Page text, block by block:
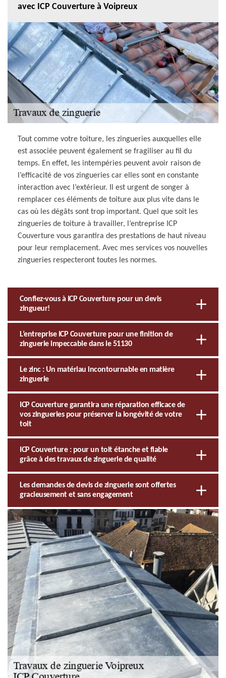
avec ICP Couverture à Voipreux
Tout comme votre toiture, les zingueries auxquelles elle
est associée peuvent également se fragiliser au fil du
temps. En effet, les intempéries peuvent avoir raison de
l’efficacité de vos zingueries car elles sont en constante
interaction avec l’extérieur. Il est urgent de songer à
remplacer ces éléments de toiture aux plus vite dans le
cas où les dégâts sont trop important. Quel que soit les
zingueries de toiture à travailler, l’entreprise ICP
Couverture vous garantira des prestations de haut niveau
pour leur remplacement. Avec mes services vos nouvelles
zingueries respecteront toutes les normes.
Confiez-vous à ICP Couverture pour un devis
zingueur!
L’entreprise ICP Couverture pour une finition de
zinguerie impeccable dans le 51130
Le zinc : Un matériau incontournable en matière
zinguerie
ICP Couverture garantira une réparation efficace de
vos zingueries pour préserver la longévité de votre
toit
ICP Couverture : pour un toit étanche et fiable
grâce à des travaux de zinguerie de qualité
Les demandes de devis de zinguerie sont offertes
gracieusement et sans engagement